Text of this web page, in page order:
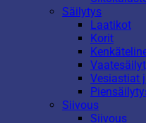
Säilytys
Laatikot
Korit
Vesiastiat
Siivous
Siivous